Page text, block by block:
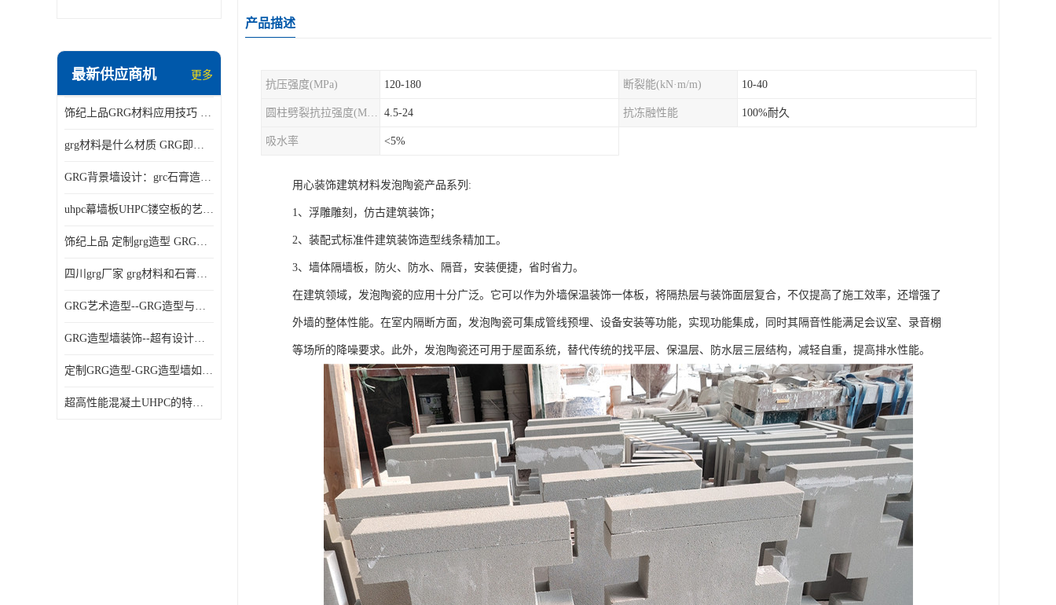
最新供应商机 更多
饰纪上品GRG材料应用技巧 如何在工程中实现装饰效果
grg材料是什么材质 GRG即玻璃纤维增强石膏
GRG背景墙设计：grc石膏造型的创意灵感集
uhpc幕墙板UHPC镂空板的艺术：UHPC材质的革新力量
饰纪上品 定制grg造型 GRG吊材料特性与厚度
四川grg厂家 grg材料和石膏的区别
GRG艺术造型--GRG造型与会展中心装饰空间的**碰撞
GRG造型墙装饰--超有设计感的网红打卡餐厅GRG造型墙面
定制GRG造型-GRG造型墙如何上颜色
超高性能混凝土UHPC的特点和UHPC技术要求
产品描述
抗压强度(MPa) 120-180 断裂能(kN·m/m) 10-40
圆柱劈裂抗拉强度(MPa) 4.5-24 抗冻融性能 100%耐久
吸水率 <5%
用心装饰建筑材料发泡陶瓷产品系列:
1、浮雕雕刻，仿古建筑装饰；
2、装配式标准件建筑装饰造型线条精加工。
3、墙体隔墙板，防火、防水、隔音，安装便捷，省时省力。
在建筑领域，发泡陶瓷的应用十分广泛。它可以作为外墙保温装饰一体板，将隔热层与装饰面层复合，不仅提高了施工效率，还增强了
外墙的整体性能。在室内隔断方面，发泡陶瓷可集成管线预埋、设备安装等功能，实现功能集成，同时其隔音性能满足会议室、录音棚
等场所的降噪要求。此外，发泡陶瓷还可用于屋面系统，替代传统的找平层、保温层、防水层三层结构，减轻自重，提高排水性能。